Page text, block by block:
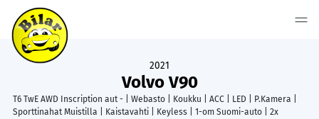
Volvo V90
2021
T6 TwE AWD Inscription aut - | Webasto | Koukku | ACC | LED | P.Kamera |
Sporttinahat Muistilla | Kaistavahti | Keyless | 1-om Suomi-auto | 2x